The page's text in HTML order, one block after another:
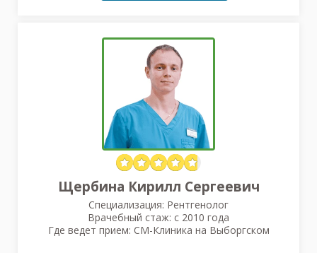
Щербина Кирилл Сергеевич
Специализация: Рентгенолог
Врачебный стаж: с 2010 года
Где ведет прием: СМ-Клиника на Выборгском